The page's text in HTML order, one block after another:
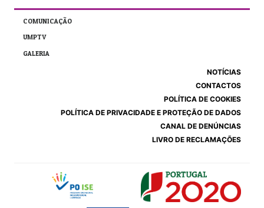
COMUNICAÇÃO
UMPTV
GALERIA
NOTÍCIAS
CONTACTOS
POLÍTICA DE COOKIES
POLÍTICA DE PRIVACIDADE E PROTEÇÃO DE DADOS
CANAL DE DENÚNCIAS
LIVRO DE RECLAMAÇÕES